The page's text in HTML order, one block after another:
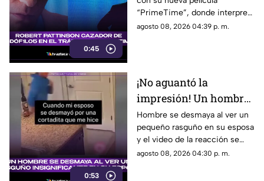
0:45
con un nuevo papel
como cazador
“PrimeTime”, donde interpreta
a un personaje dedicado a
agosto 08, 2026 04:39 p. m.
0:53
¡No aguantó la
impresión! Un hombre
se desmaya al ver un
rasguño insignificante
en su esposa
Hombre se desmaya al ver un
pequeño rasguño en su esposa
y el video de la reacción se
vuelve viral en las redes
agosto 08, 2026 04:30 p. m.